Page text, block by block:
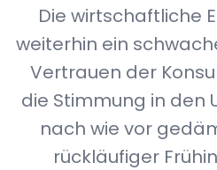
Die wirtschaftliche
weiterhin ein
Vertrauen der
die Stimmung in den
nach wie vor
rückläufiger